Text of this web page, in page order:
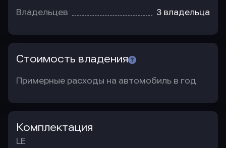
Владельцев 3 владельца
Стоимость владения
Примерные расходы на автомобиль в год
Комплектация
LE